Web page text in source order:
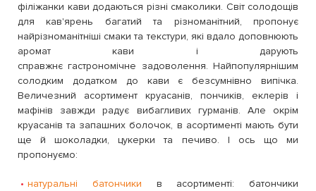
філіжанки кави додаються різні смаколики. Світ солодощів
для кав'ярень багатий та різноманітний, пропонує
найрізноманітніші смаки та текстури, які вдало доповнюють
аромат кави і дарують
справжнє гастрономічне задоволення. Найпопулярнішим
солодким додатком до кави є безсумнівно випічка.
Величезний асортимент круасанів, пончиків, еклерів і
мафінів завжди радує вибагливих гурманів. Але окрім
круасанів та запашних болочок, в асортименті мають бути
ще й шоколадки, цукерки та печиво. І ось що ми
пропонуємо:
натуральні батончики в асортименті: батончики